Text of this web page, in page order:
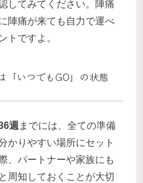
してみてください。陣痛
陣痛が来ても自力で運べ
トですよ。
「いつでもGO」の状態
週 までには、全ての準備
かりやすい場所にセット
、パートナーや家族にも
周知しておくことが大切